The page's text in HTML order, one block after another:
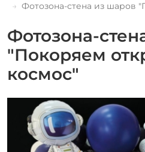
Фотозона-стена из шаров
Фотозона-
"Покоряем
космос"